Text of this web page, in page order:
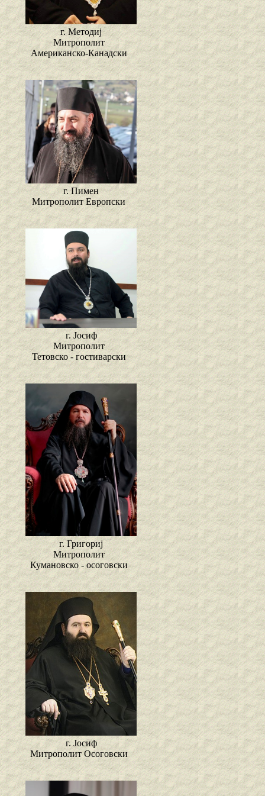
г. Методиј
Митрополит
Американско-Канадски
г. Пимен
Митрополит Европски
г. Јосиф
Митрополит
Тетовско - гостиварски
г. Григориј
Митрополит
Кумановско - осоговски
г. Јосиф
Митрополит Осоговски